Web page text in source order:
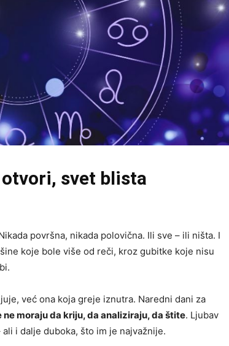
otvori, svet blista
površna, nikada polovična. Ili sve – ili ništa. I
koje bole više od reči, kroz gubitke koje nisu
već ona koja greje iznutra. Naredni dani za
moraju da kriju, da analiziraju, da štite. Ljubav
i dalje duboka, što im je najvažnije.